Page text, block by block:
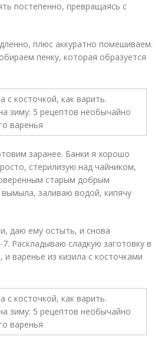
постепенно, превращаясь с
плюс аккуратно помешиваем.
пенку, которая образуется
заранее. Банки я хорошо
стерилизую над чайником,
старым добрым
заливаю водой, кипячу
даю ему остыть, и снова
Раскладываю сладкую заготовку в
и варенье из кизила с косточками